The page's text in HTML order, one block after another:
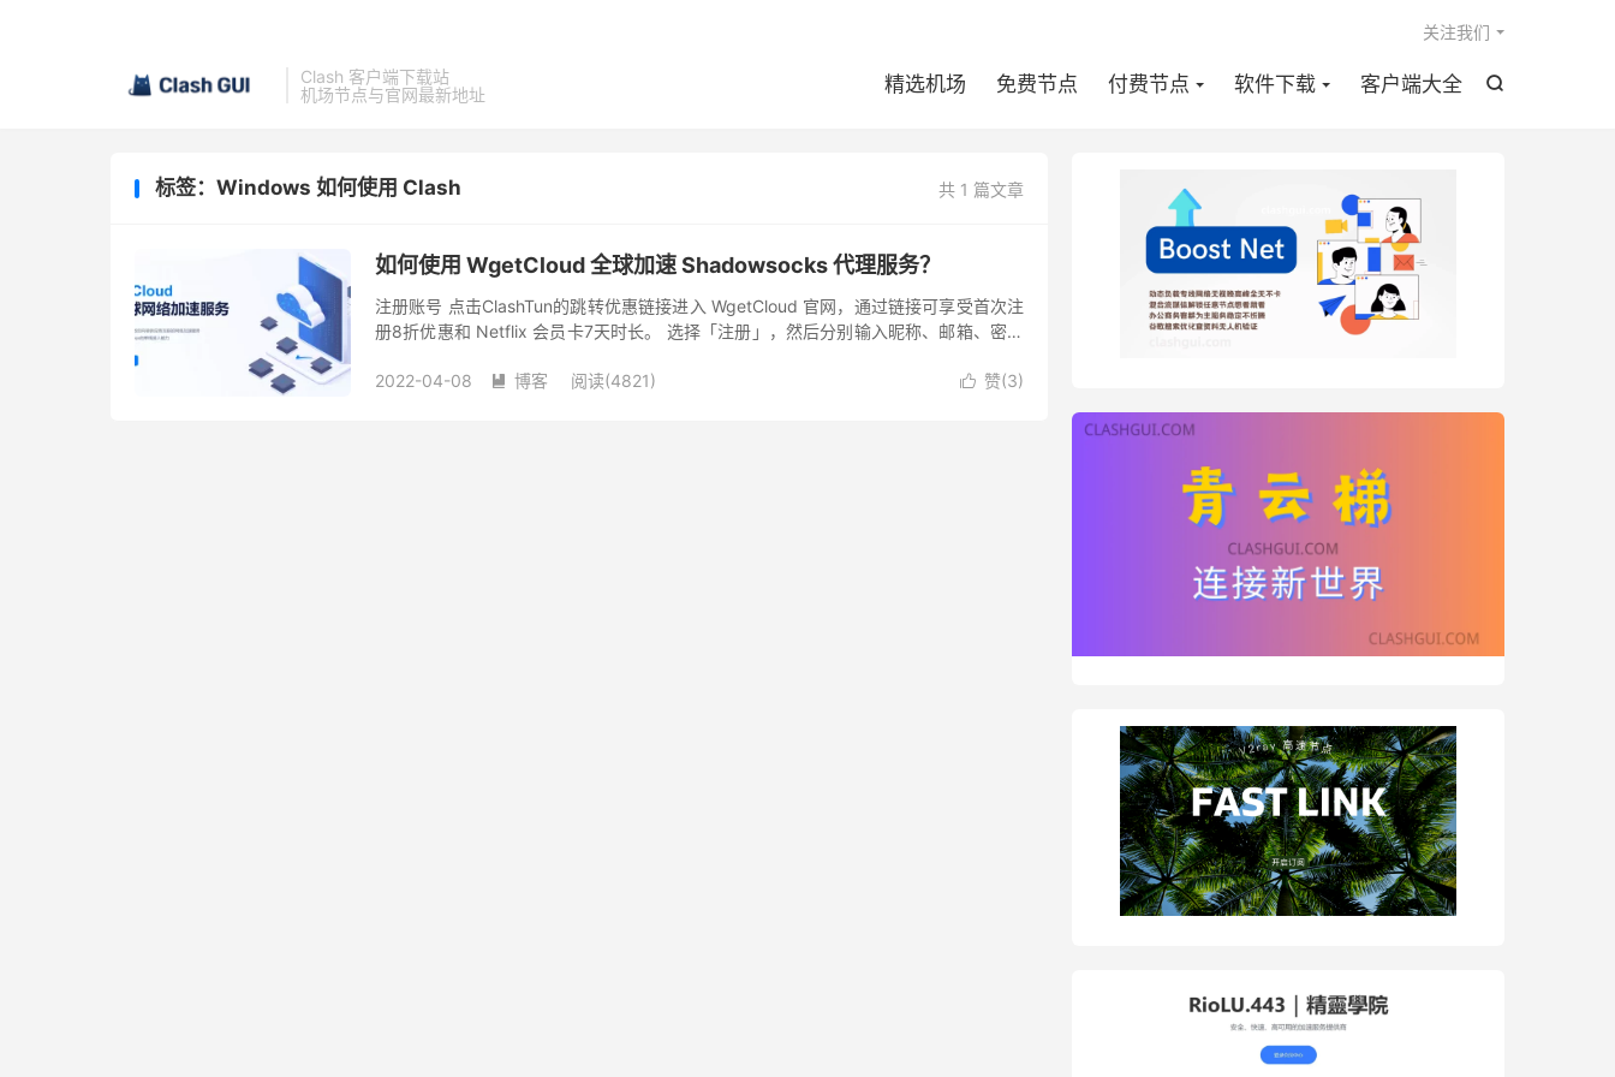
Clash 客户端下载站
机场节点与官网最新地址

精选机场 免费节点 付费节点 软件下载 客户端大全
关注我们
共 1 篇文章
标签：Windows 如何使用 Clash
如何使用 WgetCloud 全球加速 Shadowsocks 代理服务？
注册账号 点击ClashTun的跳转优惠链接进入 WgetCloud 官网，通过链接可享受首次注
册8折优惠和 Netflix 会员卡7天时长。 选择「注册」，然后分别输入昵称、邮箱、密码
 赞(3)
2022-04-08  博客 阅读(4821)